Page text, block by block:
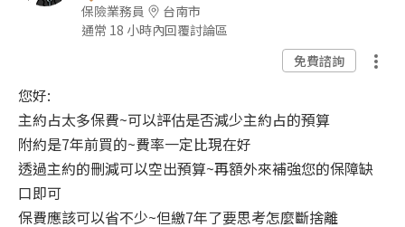
保險業務員
台南市
通常 18 小時內回覆討論區
免費諮詢
您好:
主約占太多保費~可以評估是否減少主約占的預算
附約是7年前買的~費率一定比現在好
透過主約的刪減可以空出預算~再額外來補強您的保障缺
口即可
保費應該可以省不少~但繳7年了要思考怎麼斷捨離